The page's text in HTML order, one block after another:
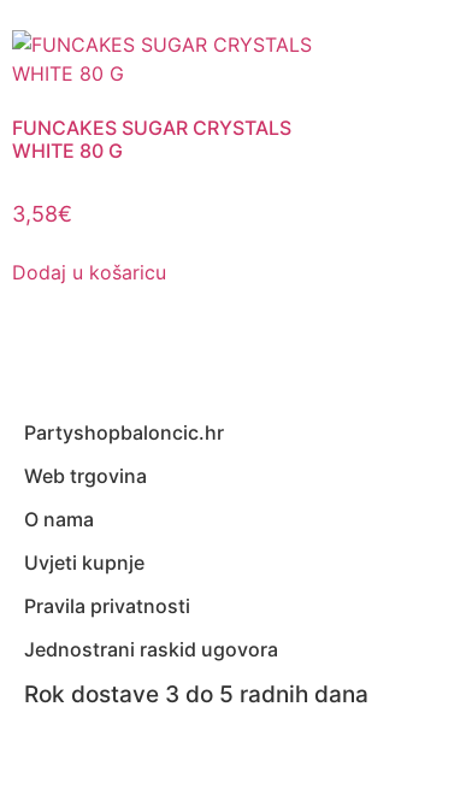
FUNCAKES SUGAR CRYSTALS
WHITE 80 G
3,58€
Dodaj u košaricu
Partyshopbaloncic.hr
Web trgovina
O nama
Uvjeti kupnje
Pravila privatnosti
Jednostrani raskid ugovora
Rok dostave 3 do 5 radnih dana